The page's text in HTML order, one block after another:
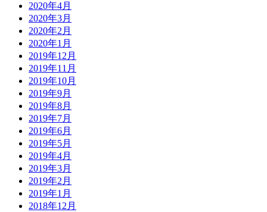
2020年4月
2020年3月
2020年2月
2020年1月
2019年12月
2019年11月
2019年10月
2019年9月
2019年8月
2019年7月
2019年6月
2019年5月
2019年4月
2019年3月
2019年2月
2019年1月
2018年12月